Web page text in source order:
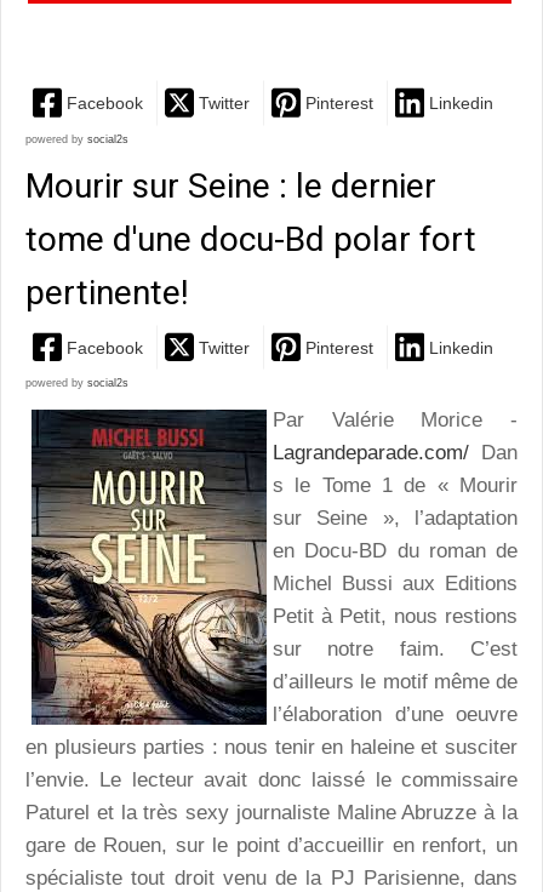
Facebook Twitter Pinterest Linkedin
powered by social2s
Mourir sur Seine : le dernier
tome d'une docu-Bd polar fort
pertinente!
Facebook Twitter Pinterest Linkedin
powered by social2s
Par Valérie Morice -
Lagrandeparade.com/ Dan
s le Tome 1 de « Mourir
sur Seine », l’adaptation
en Docu-BD du roman de
Michel Bussi aux Editions
Petit à Petit, nous restions
sur notre faim. C’est
d’ailleurs le motif même de
l’élaboration d’une oeuvre
en plusieurs parties : nous tenir en haleine et susciter
l’envie. Le lecteur avait donc laissé le commissaire
Paturel et la très sexy journaliste Maline Abruzze à la
gare de Rouen, sur le point d’accueillir en renfort, un
spécialiste tout droit venu de la PJ Parisienne, dans